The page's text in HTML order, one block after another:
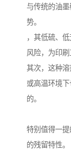
与传统的油
势。
，其低硫、
风险，为印刷
其次，这种
或高温环境
的。
特别值得一
的残留特性。